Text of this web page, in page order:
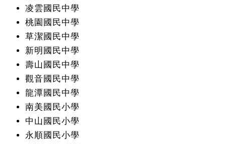
凌雲國民中學
桃園國民中學
草潔國民中學
新明國民中學
壽山國民中學
觀音國民中學
龍潭國民中學
南美國民小學
中山國民小學
永順國民小學